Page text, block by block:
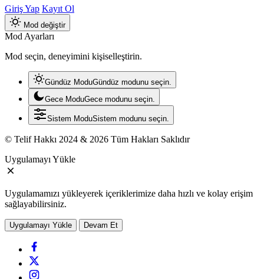
Giriş Yap Kayıt Ol
Mod değiştir
Mod Ayarları
Mod seçin, deneyimini kişiselleştirin.
Gündüz ModuGündüz modunu seçin.
Gece ModuGece modunu seçin.
Sistem ModuSistem modunu seçin.
© Telif Hakkı 2024 & 2026 Tüm Hakları Saklıdır
Uygulamayı Yükle
Uygulamamızı yükleyerek içeriklerimize daha hızlı ve kolay erişim
sağlayabilirsiniz.
Uygulamayı Yükle Devam Et